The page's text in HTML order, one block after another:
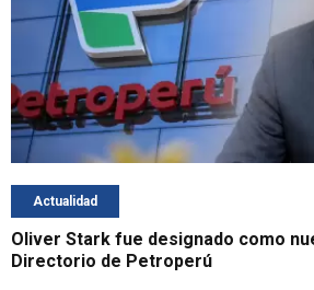
Actualidad
Oliver Stark fue designado como
Directorio de Petroperú